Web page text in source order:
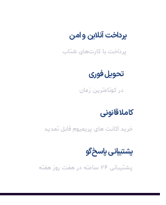
پرداخت آنلاین و امن
پرداخت با کارت‌های شتاب
تحویل فوری
در کوتاه‌ترین زمان
کاملا قانونی
خرید اکانت های پریمیوم قابل تمدید
پشتیبانی پاسخ‌گو
پشتیبانی 24 ساعته در هفت روز هفته